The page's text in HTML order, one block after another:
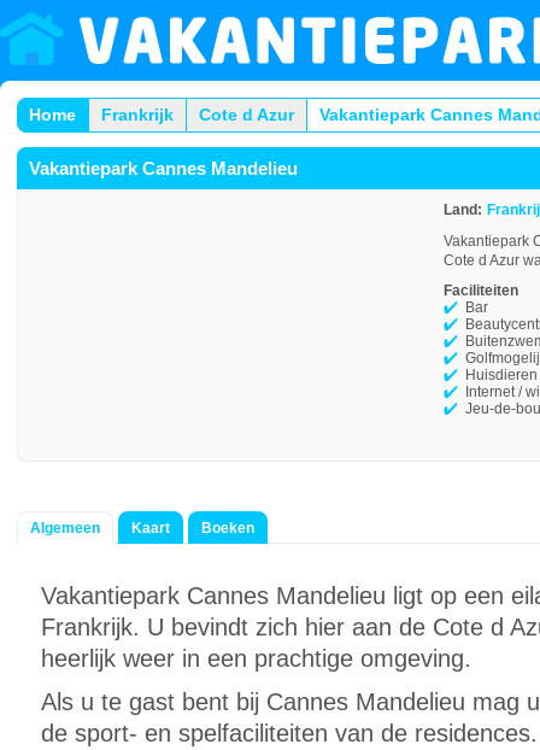
Home Frankrijk Cote d Azur Vakantiepark Cannes
Vakantiepark Cannes Mandelieu
Land:
Vakantiepark
Cote d Azur
Faciliteiten
Bar
Internet /
Jeu-de-
Algemeen Kaart Boeken
Vakantiepark Cannes Mandelieu ligt op een
Frankrijk. U bevindt zich hier aan de Cote d
heerlijk weer in een prachtige omgeving.
Als u te gast bent bij Cannes Mandelieu mag
de sport- en spelfaciliteiten van de